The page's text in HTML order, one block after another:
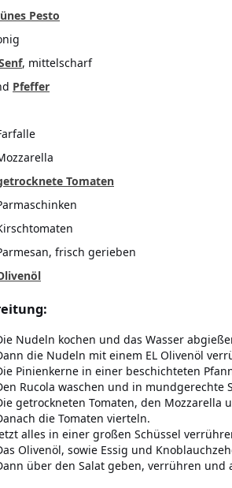
Pesto
, mittelscharf
Pfeffer
Tomaten
frisch gerieben
Nudeln kochen und das Wasser
die Nudeln mit einem EL Olivenöl
Pinienkerne in einer beschichteten
Rucola waschen und in mundgerechte
getrockneten Tomaten, den
die Tomaten vierteln.
alles in einer großen Schüssel
Olivenöl, sowie Essig und
über den Salat geben, verrühren